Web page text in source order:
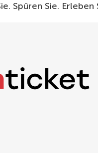
Spüren Sie. Erleben